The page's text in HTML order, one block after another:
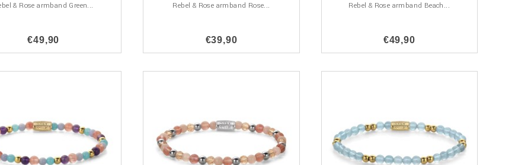
& Rose armband Green...
€49,90
Rebel & Rose armband Rose...
€39,90
Rebel & Rose armband Beach...
€49,90